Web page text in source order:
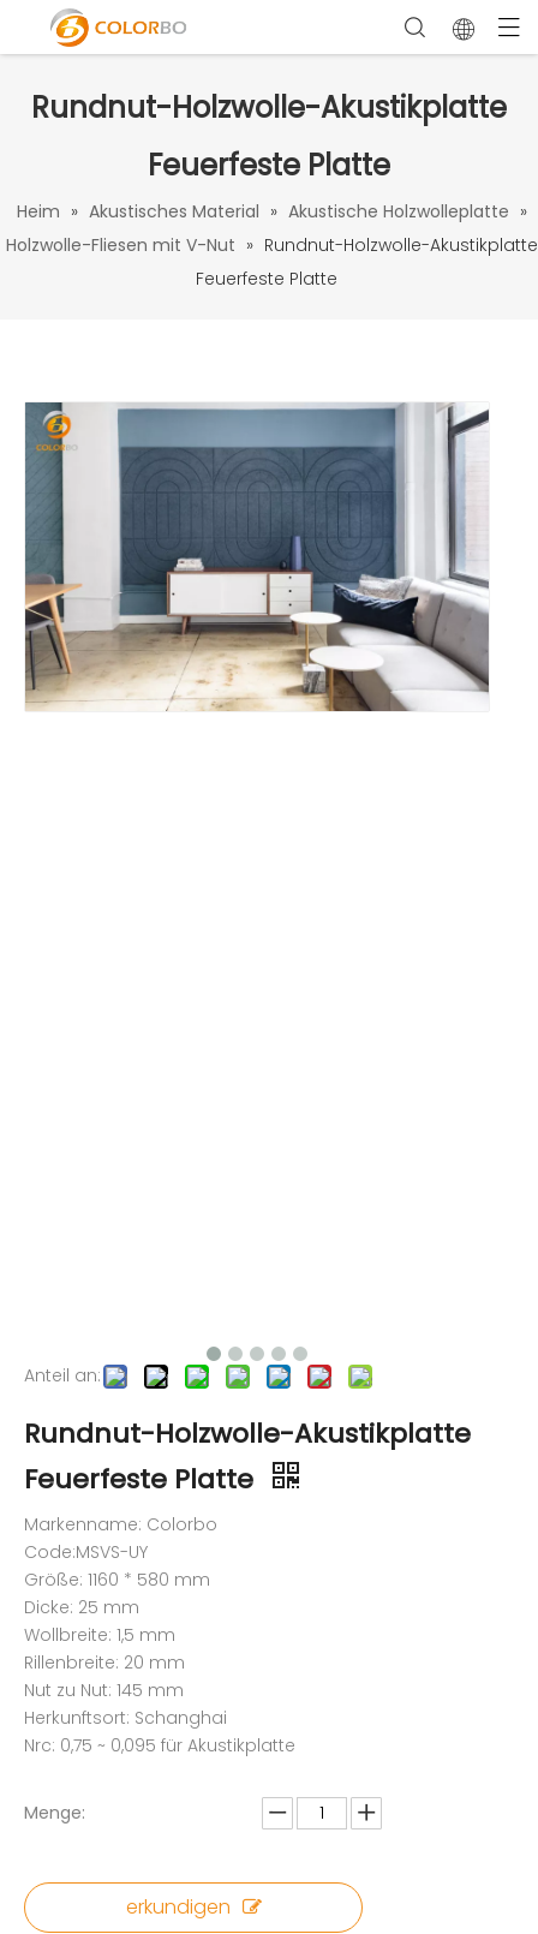
Rundnut-Holzwolle-Akustikplatte
Feuerfeste Platte
Heim » Akustisches Material » Akustische Holzwolleplatte »
Holzwolle-Fliesen mit V-Nut » Rundnut-Holzwolle-Akustikplatte
Feuerfeste Platte
Anteil an:
Rundnut-Holzwolle-Akustikplatte
Feuerfeste Platte
Markenname: Colorbo
Code:MSVS-UY
Größe: 1160 * 580 mm
Dicke: 25 mm
Wollbreite: 1,5 mm
Rillenbreite: 20 mm
Nut zu Nut: 145 mm
Herkunftsort: Schanghai
Nrc: 0,75 ~ 0,095 für Akustikplatte
Menge:
erkundigen